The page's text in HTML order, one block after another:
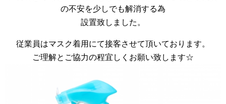
の不安を少しでも解消する為
設置致しました。
従業員はマスク着用にて接客させて頂いております。
ご理解とご協力の程宜しくお願い致します☆